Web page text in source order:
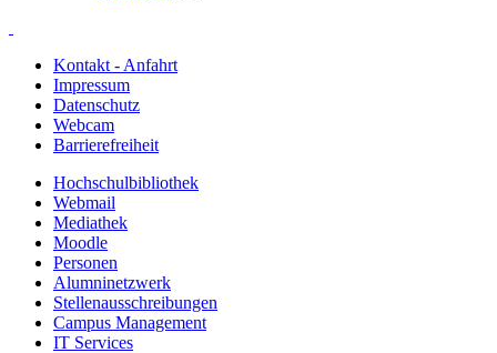
Kontakt - Anfahrt
Impressum
Datenschutz
Webcam
Barrierefreiheit
Hochschulbibliothek
Webmail
Mediathek
Moodle
Personen
Alumninetzwerk
Stellenausschreibungen
Campus Management
IT Services